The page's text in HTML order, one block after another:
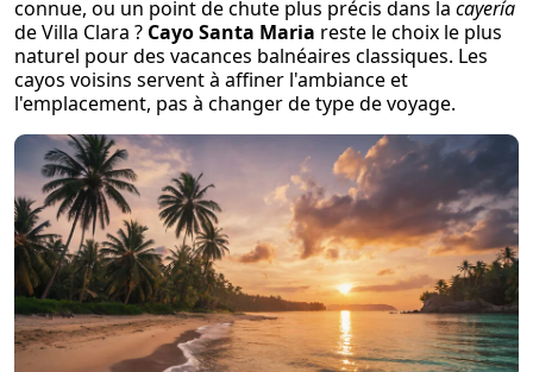
connue, ou un point de chute plus précis dans la cayería
de Villa Clara ? Cayo Santa Maria reste le choix le plus
naturel pour des vacances balnéaires classiques. Les
cayos voisins servent à affiner l'ambiance et
l'emplacement, pas à changer de type de voyage.